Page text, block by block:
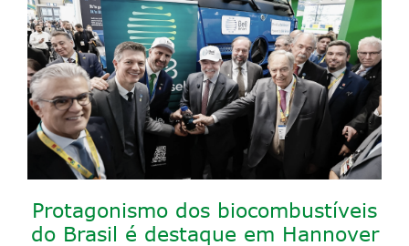
Protagonismo dos biocombustíveis
do Brasil é destaque em Hannover